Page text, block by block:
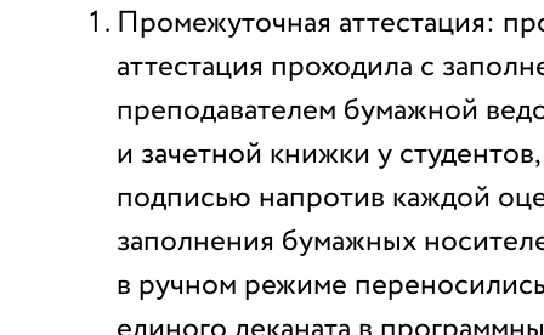
Промежуточная аттестация:
аттестация проходила с
преподавателем бумажной
и зачетной книжки у
подписью напротив каждой
заполнения бумажных
в ручном режиме